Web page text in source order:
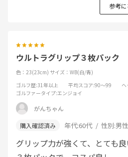
参考
ウルトラグリップ３枚パック
色：23(23cm) サイズ：WB(白/青)
ゴルフ歴:31年以上 平均スコア:90～99 ヘ
ゴルファータイプ:エンジョイ
がんちゃん
年代:60代 性別:男性
グリップ力が強くて、とても良